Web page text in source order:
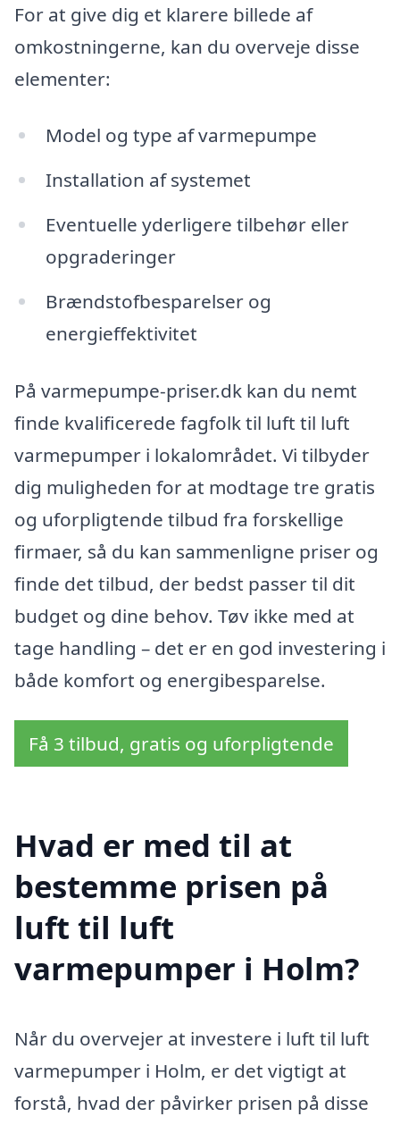
For at give dig et klarere billede af
omkostningerne, kan du overveje disse
elementer:
Model og type af varmepumpe
Installation af systemet
Eventuelle yderligere tilbehør eller
opgraderinger
Brændstofbesparelser og
energieffektivitet
På varmepumpe-priser.dk kan du nemt
finde kvalificerede fagfolk til luft til luft
varmepumper i lokalområdet. Vi tilbyder
dig muligheden for at modtage tre gratis
og uforpligtende tilbud fra forskellige
firmaer, så du kan sammenligne priser og
finde det tilbud, der bedst passer til dit
budget og dine behov. Tøv ikke med at
tage handling – det er en god investering i
både komfort og energibesparelse.
Få 3 tilbud, gratis og uforpligtende
Hvad er med til at
bestemme prisen på
luft til luft
varmepumper i Holm?
Når du overvejer at investere i luft til luft
varmepumper i Holm, er det vigtigt at
forstå, hvad der påvirker prisen på disse